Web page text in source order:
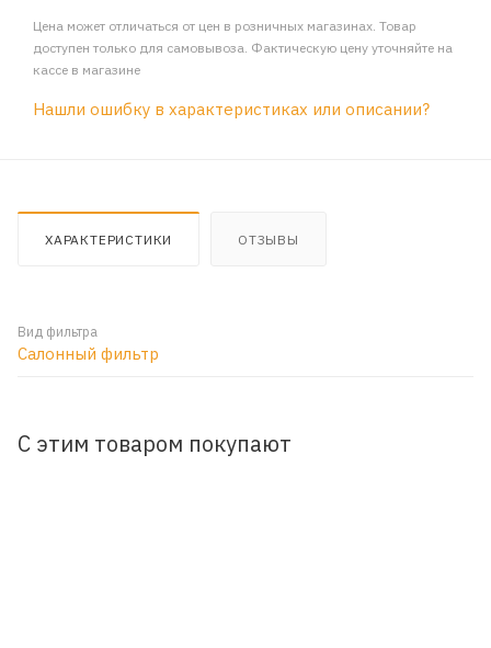
Цена может отличаться от цен в розничных магазинах. Товар
доступен только для самовывоза. Фактическую цену уточняйте на
кассе в магазине
Нашли ошибку в характеристиках или описании?
ХАРАКТЕРИСТИКИ ОТЗЫВЫ
Вид фильтра
Салонный фильтр
С этим товаром покупают